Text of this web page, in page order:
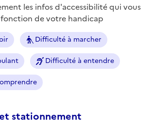
les infos d'accessibilité qui vous
de votre handicap
Difficulté à marcher
Difficulté à entendre
stationnement